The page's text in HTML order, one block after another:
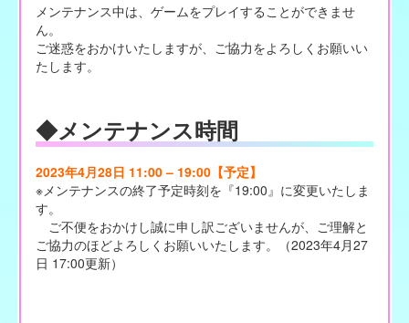
メンテナンス中は、ゲームをプレイすることができませ
ん。
ご迷惑をおかけいたしますが、ご協力をよろしくお願いい
たします。
◆メンテナンス時間
2023年4月28日 11:00 – 19:00【予定】
※メンテナンスの終了予定時刻を『19:00』に変更いたしま
す。
ご不便をおかけし誠に申し訳ございませんが、ご理解と
ご協力のほどよろしくお願いいたします。（2023年4月27
日 17:00更新）